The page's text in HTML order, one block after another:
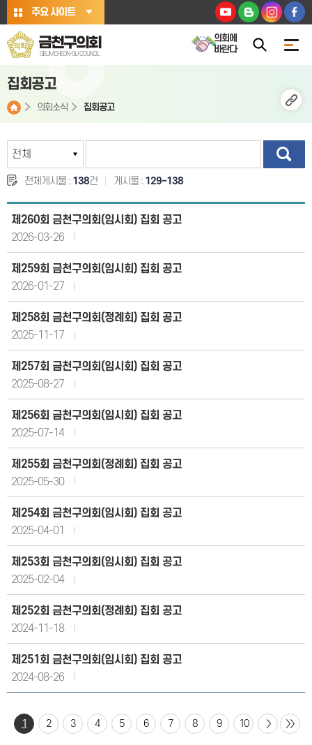
본문바로가기주요 사이트
금천구의회
GEUMCHEON-GU COUNCIL
의회에
바란다
집회공고
의회소식 집회공고
전체게시물 : 138건 게시물 : 129~138
​제260회 금천구의회(임시회) 집회 공고
2026-03-26
​제259회 금천구의회(임시회) 집회 공고
2026-01-27
제258회 금천구의회(정례회) 집회 공고
2025-11-17
제257회 금천구의회(임시회) 집회 공고
2025-08-27
제256회 금천구의회(임시회) 집회 공고
2025-07-14
제255회 금천구의회(정례회) 집회 공고
2025-05-30
제254회 금천구의회(임시회) 집회 공고
2025-04-01
제253회 금천구의회(임시회) 집회 공고
2025-02-04
제252회 금천구의회(정례회) 집회 공고
2024-11-18
제251회 금천구의회(임시회) 집회 공고
2024-08-26
1 2 3 4 5 6 7 8 9 10